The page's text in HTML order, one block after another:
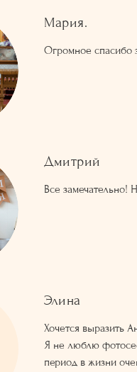
Мария.
Огромное спасибо
Дмитрий
Все замечательно!
Элина
Хочется выразить
Я не люблю
период в жизни